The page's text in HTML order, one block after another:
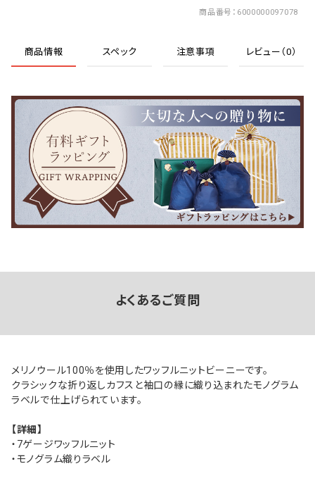
商品番号 6000000097078
商品情報 スペック 注意事項 レビュー（0）
よくあるご質問
メリノウール100％を使用したワッフルニットビーニーです。
クラシックな折り返しカフスと袖口の縁に織り込まれたモノグラム
ラベルで仕上げられています。
【詳細】
・7ゲージワッフルニット
・モノグラム織りラベル